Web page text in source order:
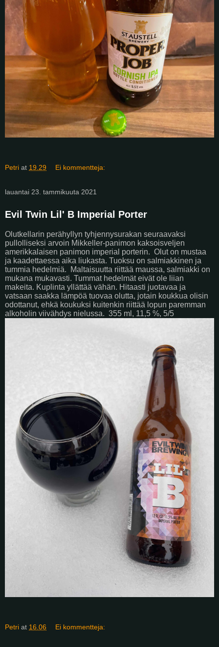
Petri at 19.29 Ei kommentteja:
lauantai 23. tammikuuta 2021
Evil Twin Lil' B Imperial Porter
Olutkellarin perähyllyn tyhjennysurakan seuraavaksi
pullolliseksi arvoin Mikkeller-panimon kaksoisveljen
amerikkalaisen panimon imperial porterin. Olut on mustaa
ja kaadettaessa aika liukasta. Tuoksu on salmiakkinen ja
tummia hedelmiä.
Maltaisuutta riittää maussa, salmiakki on
mukana mukavasti. Tummat hedelmät eivät ole liian
makeita. Kuplinta yllättää vähän. Hitaasti juotavaa ja
vatsaan saakka lämpöä tuovaa olutta, jotain koukkua olisin
odottanut, ehkä koukuksi kuitenkin riittää lopun paremman
alkoholin viivähdys nielussa. 355 ml, 11,5 %, 5/5
Petri at 16.06 Ei kommentteja: